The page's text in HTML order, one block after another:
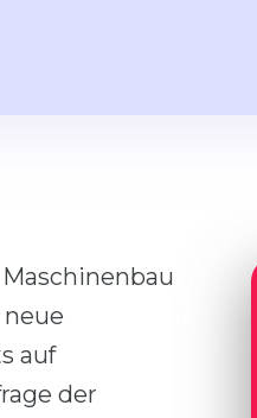
auf
der